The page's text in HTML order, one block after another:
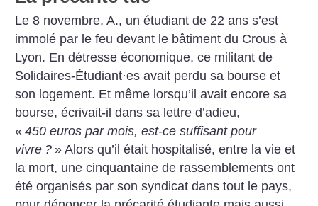
Le 8 novembre, A., un étudiant de 22 ans s’est
immolé par le feu devant le bâtiment du Crous à
Lyon. En détresse économique, ce militant de
Solidaires-Étudiant·es avait perdu sa bourse et
son logement. Et même lorsqu’il avait encore sa
bourse, écrivait-il dans sa lettre d’adieu,
« 450 euros par mois, est-ce suffisant pour
vivre ? » Alors qu’il était hospitalisé, entre la vie et
la mort, une cinquantaine de rassemblements ont
été organisés par son syndicat dans tout le pays,